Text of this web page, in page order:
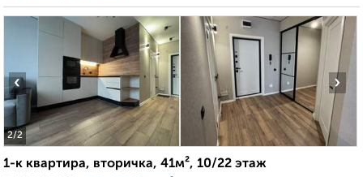
2/2
‹ ›
1-к квартира, вторичка, 41м², 10/22 этаж